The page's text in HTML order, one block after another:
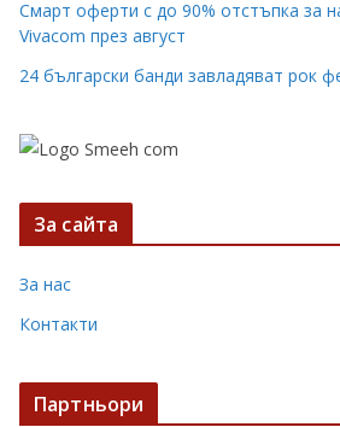
Смарт оферти с до 90% отстъпка за
Vivacom през август
24 български банди завладяват рок
За сайта
За нас
Контакти
Партньори